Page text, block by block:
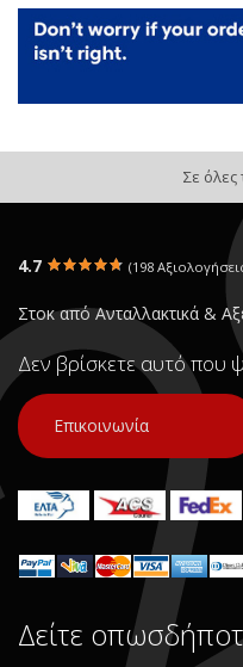
Σε όλες
4.7 (198
Στοκ από Ανταλλακτικά &
Δεν βρίσκετε αυτό που
Επικοινωνία
Δείτε